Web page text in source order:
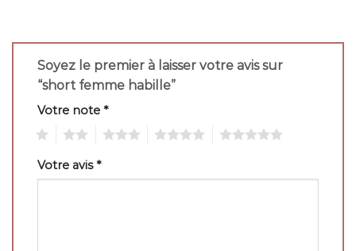
Soyez le premier à laisser votre avis sur
“short femme habille”
Votre note *
Votre avis*